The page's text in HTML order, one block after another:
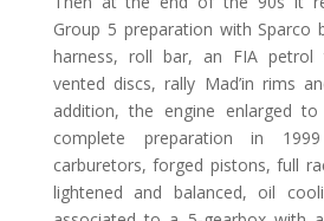
Group 5 preparation with Sparco
harness, roll bar, an FIA
vented discs, rally Mad’in rims
addition, the engine enlarged
complete preparation in
carburetors, forged pistons, full
lightened and balanced, oil